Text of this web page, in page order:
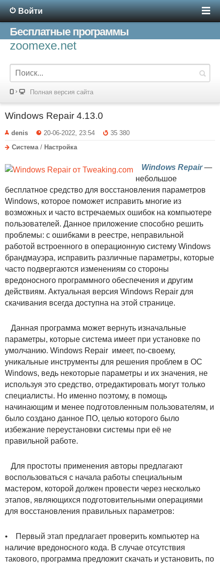
Войти
Бесплатные программы
zoomexe.net
Полная версия сайта
Windows Repair 4.13.0
denis 20-06-2022, 23:54
35 380
Система / Настройка
Windows Repair—
небольшое
бесплатное средство для восстановления параметров
Windows, которое поможет исправить многие из
возможных и часто встречаемых ошибок на компьютере
пользователей. Данное приложение способно решить
проблемы: с ошибками в реестре, неправильной
работой встроенного в операционную систему Windows
брандмауэра, исправить различные параметры, которые
часто подвергаются изменениям со стороны
вредоносного программного обеспечения и другим
действиям. Актуальная версия Windows Repair для
скачивания всегда доступна на этой странице.
Данная программа может вернуть изначальные
параметры, которые система имеет при установке по
умолчанию. Windows Repair имеет, по-своему,
уникальные инструменты для решения проблем в ОС
Windows, ведь некоторые параметры и их значения, не
используя это средство, отредактировать могут только
специалисты. Но именно поэтому, в помощь
начинающим и менее подготовленным пользователям, и
было создано данное ПО, целью которого было
избежание переустановки системы при её не
правильной работе.
Для простоты применения авторы предлагают
воспользоваться с начала работы специальным
мастером, которой должен провести через несколько
этапов, являющихся подготовительными операциями
для восстановления правильных параметров:
• Первый этап предлагает проверить компьютер на
наличие вредоносного кода. В случае отсутствия
такового, программа предложит скачать и установить, по